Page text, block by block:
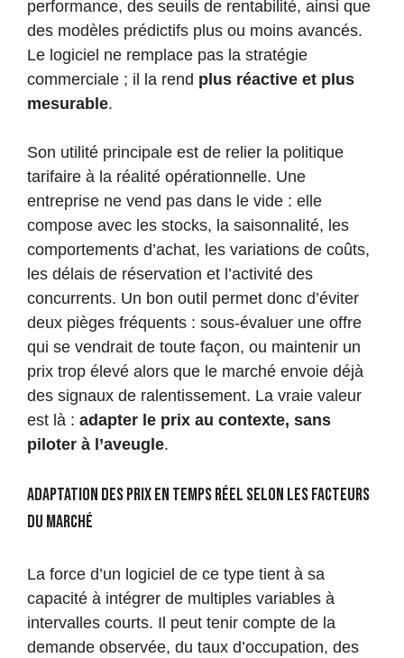
performance, des seuils de rentabilité, ainsi que
des modèles prédictifs plus ou moins avancés.
Le logiciel ne remplace pas la stratégie
commerciale ; il la rend plus réactive et plus
mesurable.
Son utilité principale est de relier la politique
tarifaire à la réalité opérationnelle. Une
entreprise ne vend pas dans le vide : elle
compose avec les stocks, la saisonnalité, les
comportements d’achat, les variations de coûts,
les délais de réservation et l’activité des
concurrents. Un bon outil permet donc d’éviter
deux pièges fréquents : sous-évaluer une offre
qui se vendrait de toute façon, ou maintenir un
prix trop élevé alors que le marché envoie déjà
des signaux de ralentissement. La vraie valeur
est là : adapter le prix au contexte, sans
piloter à l’aveugle.
Adaptation des prix en temps réel selon les facteurs
du marché
La force d’un logiciel de ce type tient à sa
capacité à intégrer de multiples variables à
intervalles courts. Il peut tenir compte de la
demande observée, du taux d’occupation, des